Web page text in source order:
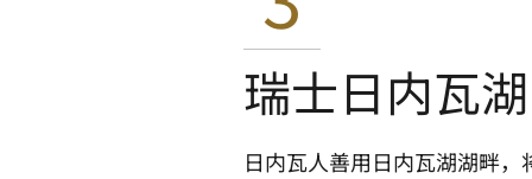
瑞士日内瓦湖
日内瓦人善用日内瓦湖湖畔，